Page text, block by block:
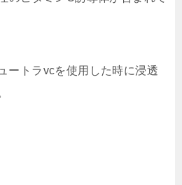
ートラvcを使用した時に浸透